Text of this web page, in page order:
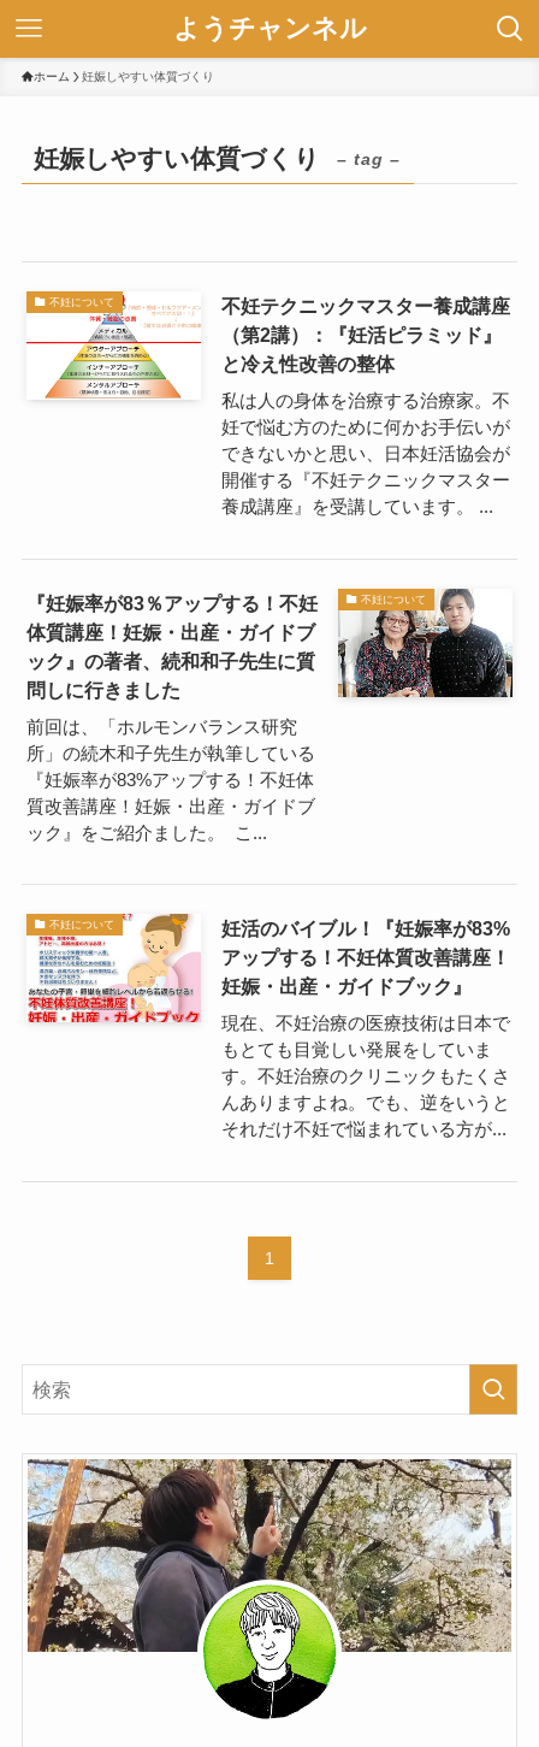
ようチャンネル
ホーム 妊娠しやすい体質づくり
妊娠しやすい体質づくり – tag –
不妊について
不妊テクニックマスター養成講座
（第2講）：『妊活ピラミッド』
と冷え性改善の整体
私は人の身体を治療する治療家。不
妊で悩む方のために何かお手伝いが
できないかと思い、日本妊活協会が
開催する『不妊テクニックマスター
養成講座』を受講しています。 ...
不妊について
『妊娠率が83％アップする！不妊
体質講座！妊娠・出産・ガイドブ
ック』の著者、続和和子先生に質
問しに行きました
前回は、「ホルモンバランス研究
所」の続木和子先生が執筆している
『妊娠率が83%アップする！不妊体
質改善講座！妊娠・出産・ガイドブ
ック』をご紹介ました。 こ...
不妊について
妊活のバイブル！『妊娠率が83%
アップする！不妊体質改善講座！
妊娠・出産・ガイドブック』
現在、不妊治療の医療技術は日本で
もとても目覚しい発展をしていま
す。不妊治療のクリニックもたくさ
んありますよね。でも、逆をいうと
それだけ不妊で悩まれている方が...
1